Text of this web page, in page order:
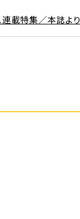
連載特集／本誌より